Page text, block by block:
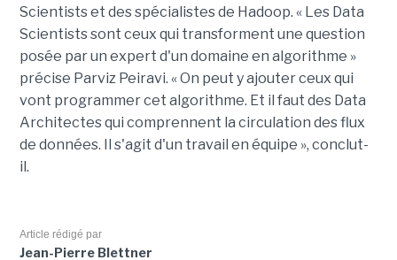
Scientists et des spécialistes de Hadoop. « Les Data
Scientists sont ceux qui transforment une question
posée par un expert d'un domaine en algorithme »
précise Parviz Peiravi. « On peut y ajouter ceux qui
vont programmer cet algorithme. Et il faut des Data
Architectes qui comprennent la circulation des flux
de données. Il s'agit d'un travail en équipe », conclut-
il.
Article rédigé par
Jean-Pierre Blettner